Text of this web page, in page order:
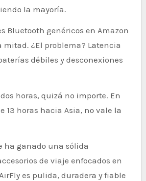
la mayoría.
Bluetooth genéricos en Amazon
mitad. ¿El problema? Latencia
débiles y desconexiones
horas, quizá no importe. En
13 horas hacia Asia, no vale la
ha ganado una sólida
de viaje enfocados en
es pulida, duradera y fiable